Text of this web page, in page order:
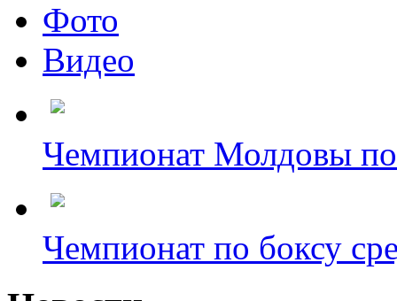
Фото
Видео
Чемпионат Молдовы
Чемпионат по боксу